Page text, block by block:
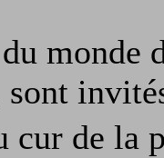
monde
cur de